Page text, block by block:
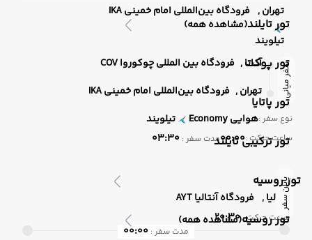
تور تایلند(مشاهده همه)
تور پوکت
تور پاتایا
تور ترکیبی تایلند
تور روسیه
تور روسیه(مشاهده همه)
تهران , فرودگاه بین‌المللی امام خمینی IKA
تیلویند
سفر میانی آدانا , فرودگاه بین المللی چوکوروا COV
تهران , فرودگاه بین‌المللی امام خمینی IKA
نوع سفر :هوایی تیلویند
ساعت حرکت :00:00مدت سفر : 03:30
پایان سفر
آنتالیا , فرودگاه آنتالیا AYT
ساعت حرکت :20:30
مدت سفر : 00:00